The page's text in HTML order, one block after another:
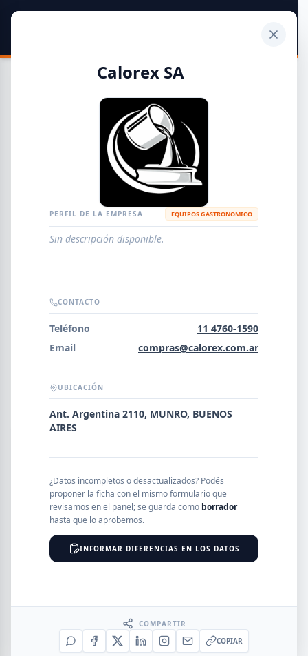
Guía de Empresas Metalúrgicas y Siderúrgicas
METALÚRGICAS
EMPRESAS AGREGAR EMPRESA
Error al cargar empresas.
SEGMENTO
PROVINCIA
Calorex SA
PERFIL DE LA EMPRESA EQUIPOS GASTRONOMICO
Sin descripción disponible.
CONTACTO
Teléfono
11 4760-1590
Email
compras@calorex.com.ar
UBICACIÓN
Ant. Argentina 2110, MUNRO, BUENOS
AIRES
¿Datos incompletos o desactualizados? Podés
proponer la ficha con el mismo formulario que
revisamos en el panel; se guarda como borrador
hasta que lo aprobemos.
INFORMAR DIFERENCIAS EN LOS DATOS
COMPARTIR
COPIAR